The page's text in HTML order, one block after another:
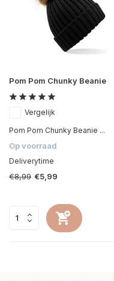
Pom Pom Chunky Beanie
Vergelijk
Pom Pom Chunky Beanie ...
Op voorraad
Deliverytime
€8,99 €5,99